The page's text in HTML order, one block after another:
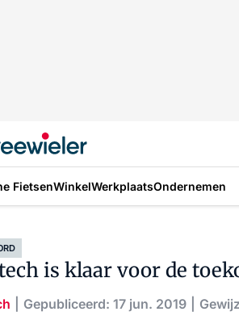
FietsenWinkelWerkplaatsOndernemen
is klaar voor de
Gepubliceerd: 17 jun. 2019